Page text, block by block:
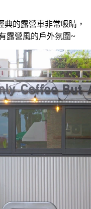
典的露營車非常吸睛，
露營風的戶外氛圍~